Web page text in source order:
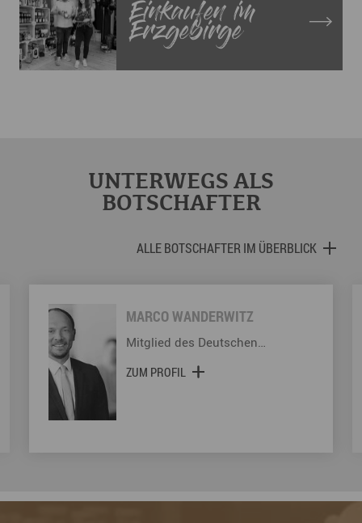
Einkaufen im
Erzgebirge
UNTERWEGS ALS
BOTSCHAFTER
ALLE BOTSCHAFTER IM ÜBERBLICK
MARCO WANDERWITZ
Mitglied des Deutschen…
ZUM PROFIL